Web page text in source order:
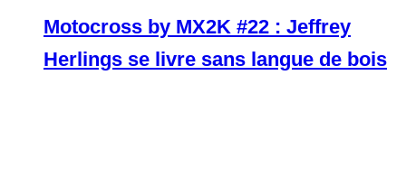
Motocross by MX2K #22 : Jeffrey
Herlings se livre sans langue de bois